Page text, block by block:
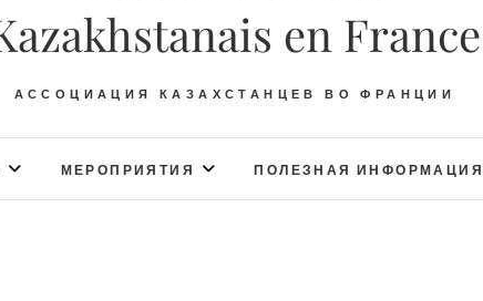
en France
АССОЦИАЦИЯ КАЗАХСТАНЦЕВ ВО ФРАНЦИИ
МЕРОПРИЯТИЯ ПОЛЕЗНАЯ ИНФОРМАЦИЯ